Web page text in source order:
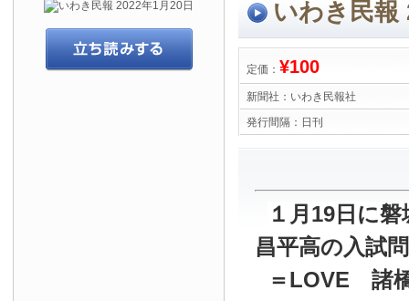
いわき民報
定価： ¥100
新聞社： いわき民報社
発行間隔： 日刊
１月19日に
昌平高の入試
＝LOVE 諸